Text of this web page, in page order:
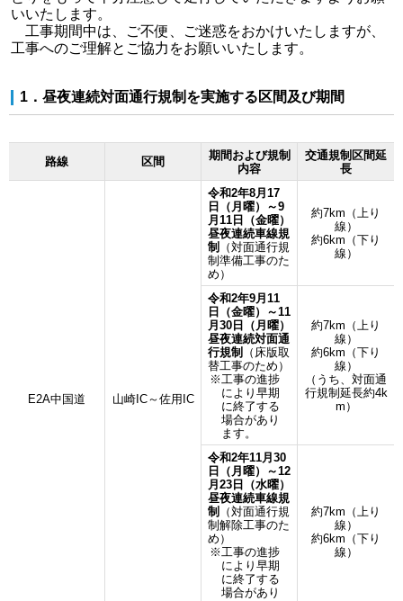
いいたします。
工事期間中は、ご不便、ご迷惑をおかけいたしますが、
工事へのご理解とご協力をお願いいたします。
1．昼夜連続対面通行規制を実施する区間及び期間
路線 区間
期間および規制
内容
交通規制区間延
長
E2A中国道 山崎IC～佐用IC
令和2年8月17
日（月曜）～9
月11日（金曜）
昼夜連続車線規
制
（対面通行規
制準備工事のた
め）
約7km（上り
線）
約6km（下り
線）
令和2年9月11
日（金曜）～11
月30日（月曜）
昼夜連続対面通
行規制
（床版取
替工事のため）
※工事の進捗
により早期
に終了する
場合があり
ます。
約7km（上り
線）
約6km（下り
線）
（うち、対面通
行規制延長約4k
m）
令和2年11月30
日（月曜）～12
月23日（水曜）
昼夜連続車線規
制
（対面通行規
制解除工事のた
め）
※工事の進捗
により早期
に終了する
場合があり
約7km（上り
線）
約6km（下り
線）